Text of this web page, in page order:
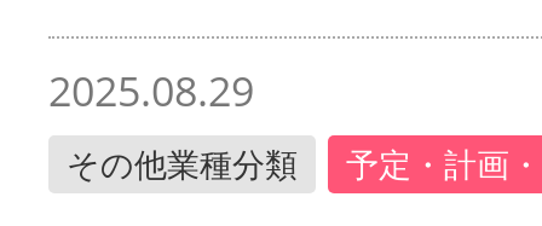
2025.08.29
その他業種分類 予定・計画